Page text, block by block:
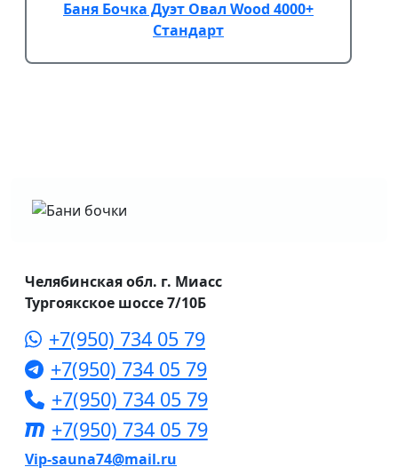
Баня Бочка Дуэт Овал Wood 4000+
Стандарт
Челябинская обл. г. Миасс
Тургоякское шоссе 7/10Б
+7(950) 734 05 79
+7(950) 734 05 79
+7(950) 734 05 79
+7(950) 734 05 79
Vip-sauna74@mail.ru